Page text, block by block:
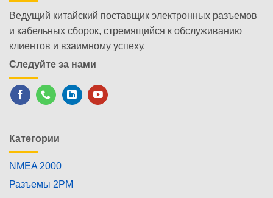
Ведущий китайский поставщик электронных разъемов
и кабельных сборок, стремящийся к обслуживанию
клиентов и взаимному успеху.
Следуйте за нами
Категории
NMEA 2000
Разъемы 2PM